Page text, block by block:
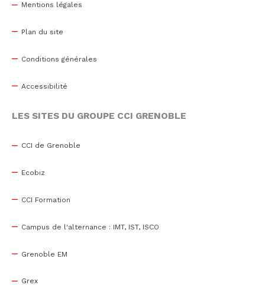
Mentions légales
Plan du site
Conditions générales
Accessibilité
LES SITES DU GROUPE CCI GRENOBLE
CCI de Grenoble
Ecobiz
CCI Formation
Campus de l'alternance : IMT, IST, ISCO
Grenoble EM
Grex